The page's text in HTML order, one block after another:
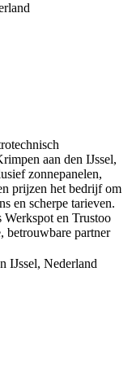
aan den IJssel,
zonnepanelen,
prijzen het bedrijf om
en scherpe tarieven.
en Trustoo
betrouwbare partner
IJssel, Nederland